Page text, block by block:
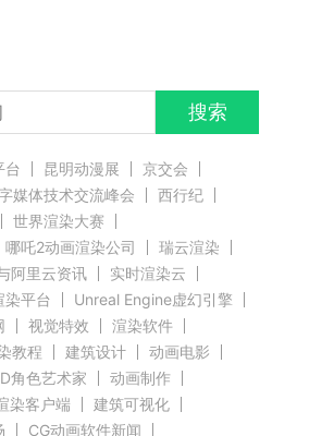
搜索
台 昆明动漫展
京交会
媒体技术交流峰会
西行纪
世界渲染大赛
哪吒2动画渲染公司
瑞云渲染
阿里云资讯
实时渲染云
染平台
Unreal Engine虚幻引擎
视觉特效
渲染软件
教程 建筑设计
动画电影
角色艺术家
动画制作
染客户端
建筑可视化
CG动画软件新闻